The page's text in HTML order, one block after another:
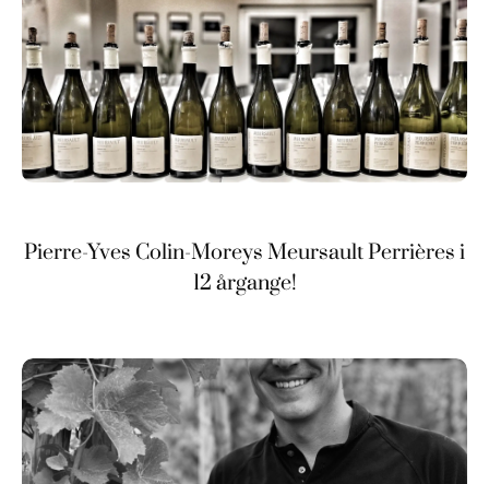
Pierre-Yves Colin-Moreys Meursault Perrières i
12 årgange!